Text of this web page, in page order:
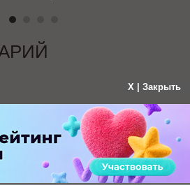
не получилось у них. в
каждый чих платный, не
чтобы их еще и подбадривал
X | Закрыть